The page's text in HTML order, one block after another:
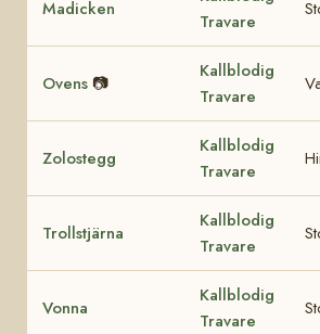
Madicken
Travare
Ovens 📷
Kallblodig
Travare
Zolostegg
Kallblodig
Travare
Trollstjärna
Kallblodig
Travare
Vonna
Kallblodig
Travare